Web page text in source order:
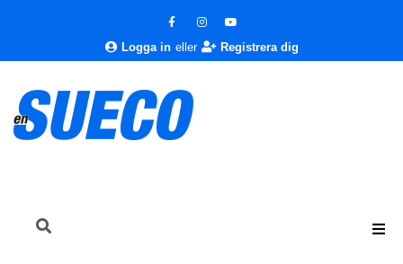
Logga in eller Registrera dig